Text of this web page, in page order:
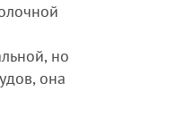
но
она